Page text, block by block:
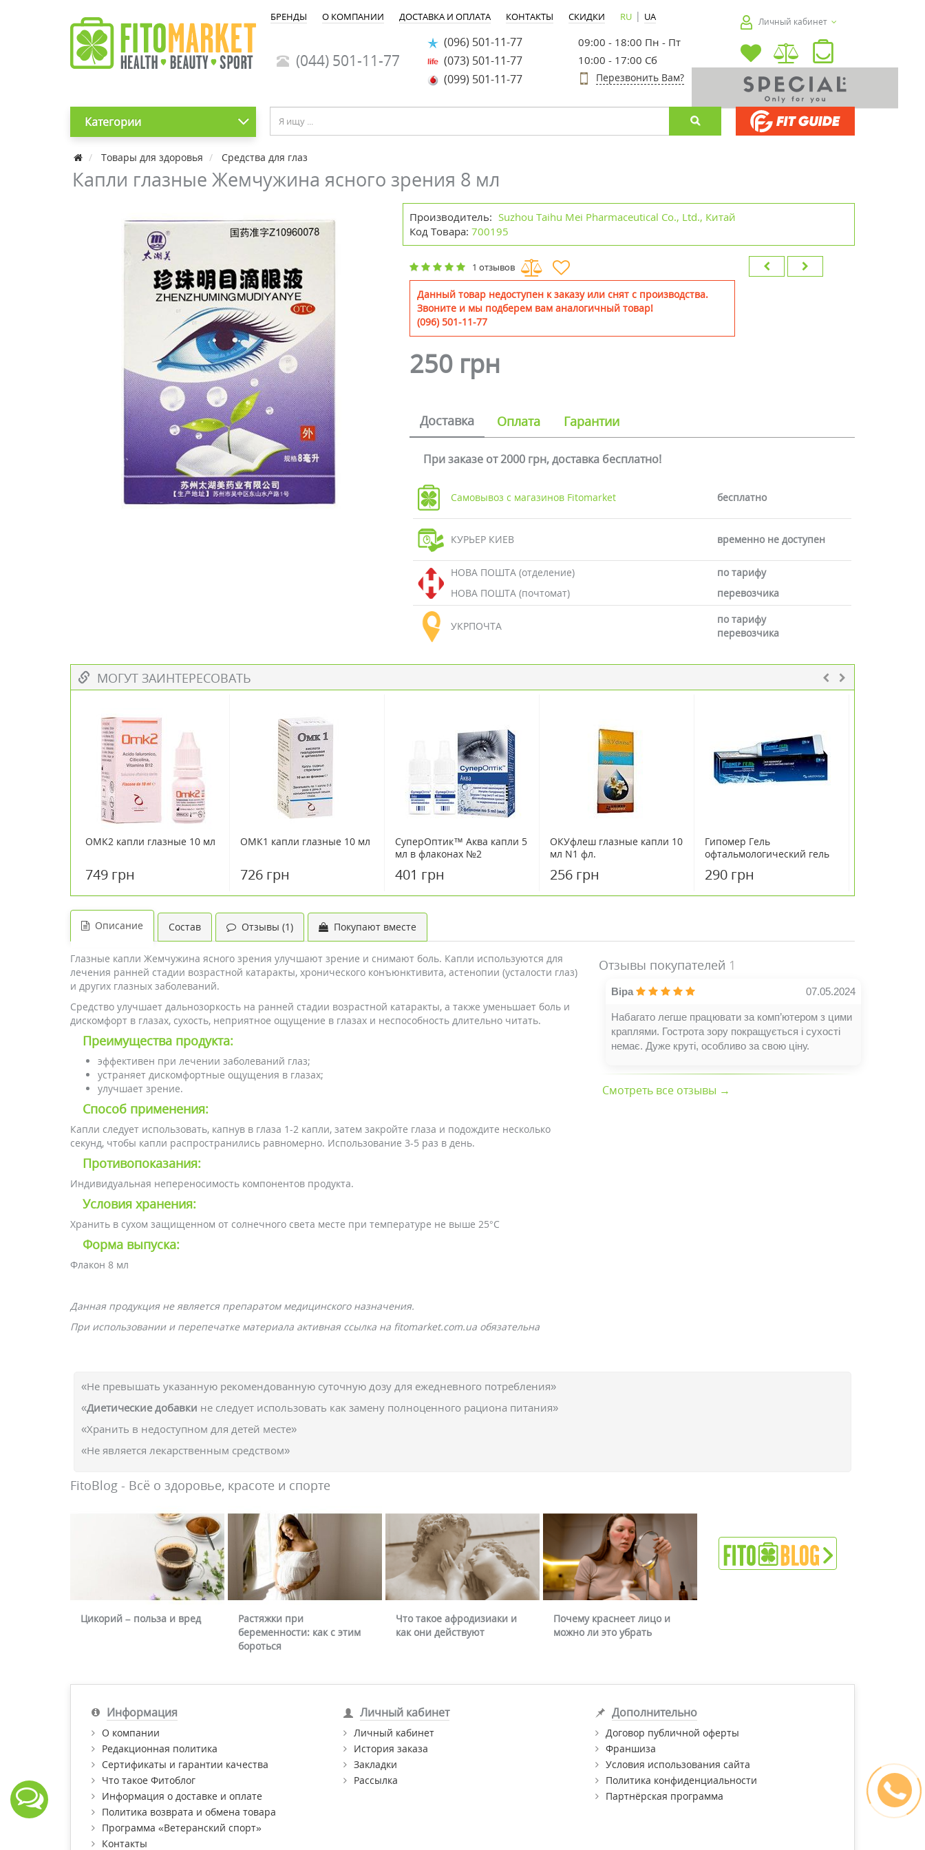
БРЕНДЫ О КОМПАНИИ ДОСТАВКА И ОПЛАТА КОНТАКТЫ СКИДКИ RU | UA
(044) 501-11-77
(096) 501-11-77
(073) 501-11-77
(099) 501-11-77
09:00 - 18:00 Пн - Пт
10:00 - 17:00 Сб
Перезвонить Вам?
Личный кабинет
Категории
Товары для здоровья Средства для глаз
Капли глазные Жемчужина ясного зрения 8 мл
Производитель: Suzhou Taihu Mei Pharmaceutical Co., Ltd., Китай
Код Товара: 700195
1 отзывов
Данный товар недоступен к заказу или снят с производства.
Звоните и мы подберем вам аналогичный товар!
(096) 501-11-77
250 грн
Доставка Оплата Гарантии
При заказе от 2000 грн, доставка бесплатно!
Самовывоз с магазинов Fitomarket бесплатно
КУРЬЕР КИЕВ временно не доступен
НОВА ПОШТА (отделение)
по тарифу
НОВА ПОШТА (почтомат)
перевозчика
УКРПОЧТА
по тарифу
перевозчика
МОГУТ ЗАИНТЕРЕСОВАТЬ
ОМК2 капли глазные 10 мл
749 грн
ОМК1 капли глазные 10 мл
726 грн
СуперОптик™ Аква капли 5
мл в флаконах №2
401 грн
ОКУфлеш глазные капли 10
мл N1 фл.
256 грн
Гипомер Гель
офтальмологический гель
290 грн
Описание Состав Отзывы (1) Покупают вместе
Глазные капли Жемчужина ясного зрения улучшают зрение и снимают боль. Капли используются для
лечения ранней стадии возрастной катаракты, хронического конъюнктивита, астенопии (усталости глаз)
и других глазных заболеваний.
Средство улучшает дальнозоркость на ранней стадии возрастной катаракты, а также уменьшает боль и
дискомфорт в глазах, сухость, неприятное ощущение в глазах и неспособность длительно читать.
Преимущества продукта:
эффективен при лечении заболеваний глаз;
устраняет дискомфортные ощущения в глазах;
улучшает зрение.
Способ применения:
Капли следует использовать, капнув в глаза 1-2 капли, затем закройте глаза и подождите несколько
секунд, чтобы капли распространились равномерно. Использование 3-5 раз в день.
Противопоказания:
Индивидуальная непереносимость компонентов продукта.
Условия хранения:
Хранить в сухом защищенном от солнечного света месте при температуре не выше 25°С
Форма выпуска:
Флакон 8 мл
Данная продукция не является препаратом медицинского назначения.
При использовании и перепечатке материала активная ссылка на fitomarket.com.ua обязательна
Отзывы покупателей 1
Віра 07.05.2024
Набагато легше працювати за комп’ютером з цими
краплями. Гострота зору покращується і сухості
немає. Дуже круті, особливо за свою ціну.
Смотреть все отзывы →
«Не превышать указанную рекомендованную суточную дозу для ежедневного потребления»
«Диетические добавки не следует использовать как замену полноценного рациона питания»
«Хранить в недоступном для детей месте»
«Не является лекарственным средством»
FitoBlog - Всё о здоровье, красоте и спорте
Цикорий – польза и вред
Растяжки при
беременности: как с этим
бороться
Что такое афродизиаки и
как они действуют
Почему краснеет лицо и
можно ли это убрать
Информация
О компании
Редакционная политика
Сертификаты и гарантии качества
Что такое Фитоблог
Информация о доставке и оплате
Политика возврата и обмена товара
Программа «Ветеранский спорт»
Контакты
Личный кабинет
Личный кабинет
История заказа
Закладки
Рассылка
Дополнительно
Договор публичной оферты
Франшиза
Условия использования сайта
Политика конфиденциальности
Партнёрская программа